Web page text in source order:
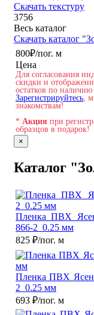
Скачать текстуру
3756
Весь каталог
Скачать каталог
800₽/пог. м
Цена
Для согласования
скидки и
остатков по наличию
Зарегистрируйтесь ,
знакомствам!
* Акция при
образцов в подарок!
×
Каталог
Пленка ПВХ
866-2_0.25 мм
825 ₽/пог. м
Пленка ПВХ
2_0.25 мм
693 ₽/пог. м